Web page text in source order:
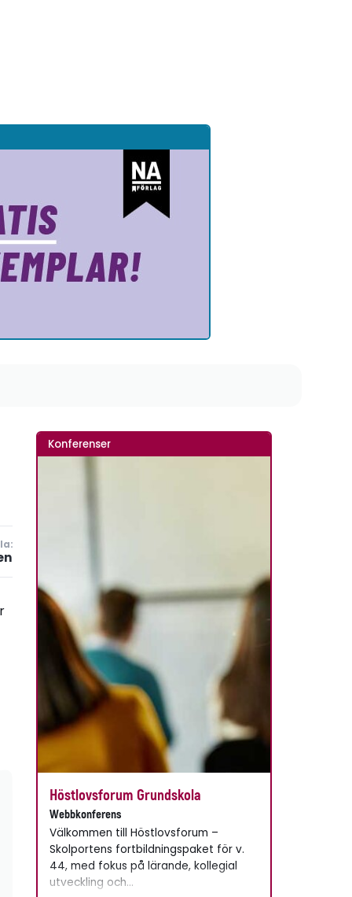
Konferenser
Höstlovsforum Grundskola
Webbkonferens
Välkommen till Höstlovsforum –
Skolportens fortbildningspaket för v.
44, med fokus på lärande, kollegial
utveckling och…